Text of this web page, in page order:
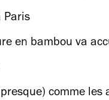
Paris
en bambou va
comme les